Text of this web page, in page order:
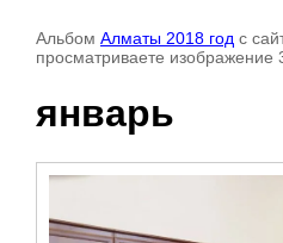
Альбом Алматы 2018 год с
просматриваете изображение
январь